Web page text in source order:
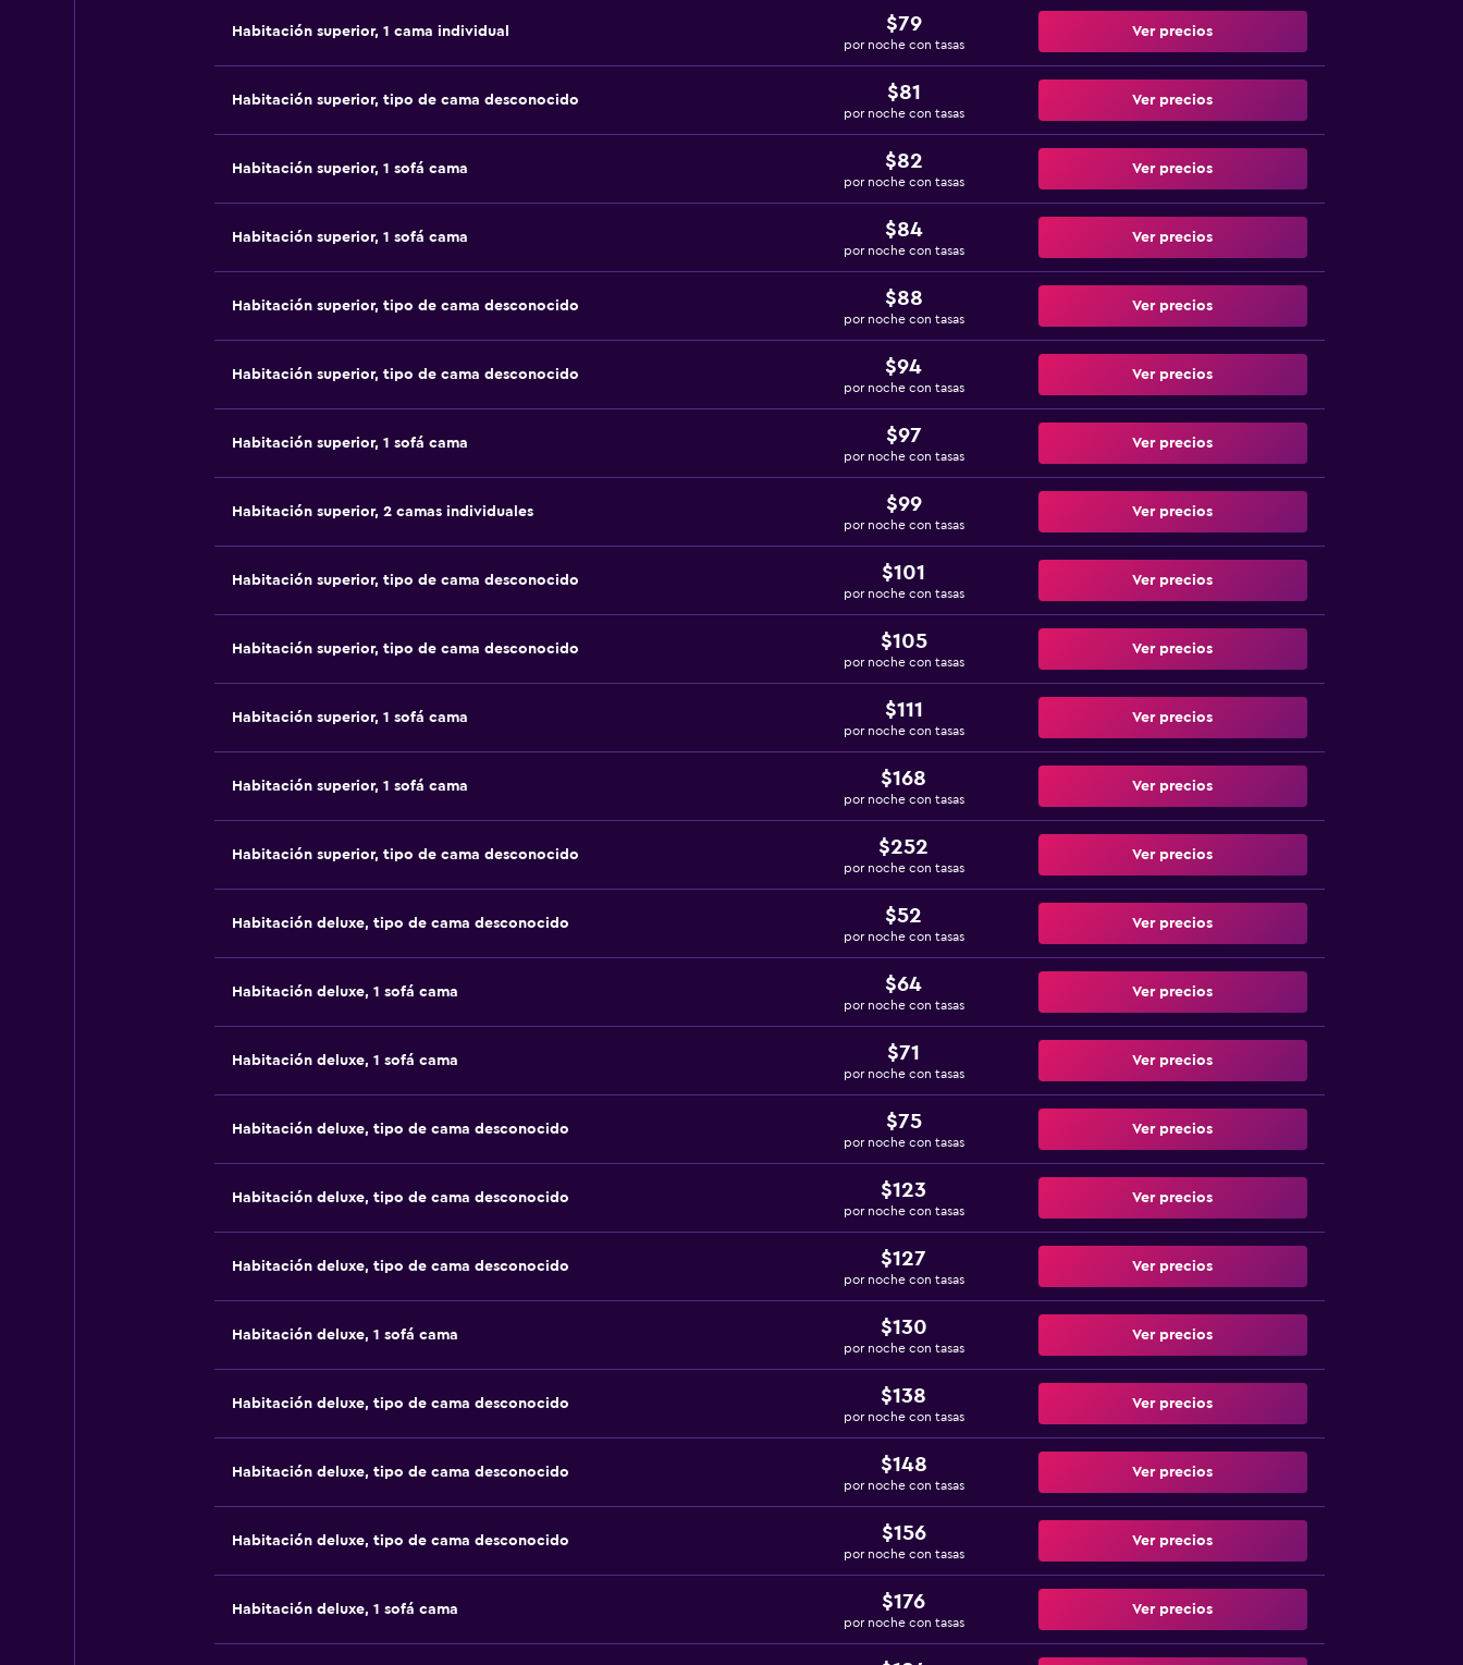
Habitación superior, 1 cama individual $79
por noche con tasas
Ver precios
Habitación superior, tipo de cama desconocido $81
por noche con tasas
Ver precios
Habitación superior, 1 sofá cama $82
por noche con tasas
Ver precios
Habitación superior, 1 sofá cama $84
por noche con tasas
Ver precios
Habitación superior, tipo de cama desconocido $88
por noche con tasas
Ver precios
Habitación superior, tipo de cama desconocido $94
por noche con tasas
Ver precios
Habitación superior, 1 sofá cama $97
por noche con tasas
Ver precios
Habitación superior, 2 camas individuales $99
por noche con tasas
Ver precios
Habitación superior, tipo de cama desconocido $101
por noche con tasas
Ver precios
Habitación superior, tipo de cama desconocido $105
por noche con tasas
Ver precios
Habitación superior, 1 sofá cama $111
por noche con tasas
Ver precios
Habitación superior, 1 sofá cama $168
por noche con tasas
Ver precios
Habitación superior, tipo de cama desconocido $252
por noche con tasas
Ver precios
Habitación deluxe, tipo de cama desconocido $52
por noche con tasas
Ver precios
Habitación deluxe, 1 sofá cama $64
por noche con tasas
Ver precios
Habitación deluxe, 1 sofá cama $71
por noche con tasas
Ver precios
Habitación deluxe, tipo de cama desconocido $75
por noche con tasas
Ver precios
Habitación deluxe, tipo de cama desconocido $123
por noche con tasas
Ver precios
Habitación deluxe, tipo de cama desconocido $127
por noche con tasas
Ver precios
Habitación deluxe, 1 sofá cama $130
por noche con tasas
Ver precios
Habitación deluxe, tipo de cama desconocido $138
por noche con tasas
Ver precios
Habitación deluxe, tipo de cama desconocido $148
por noche con tasas
Ver precios
Habitación deluxe, tipo de cama desconocido $156
por noche con tasas
Ver precios
Habitación deluxe, 1 sofá cama $176
por noche con tasas
Ver precios